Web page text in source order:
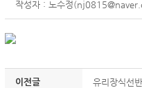
작성자 : 노수정
이전글 유리장식선반